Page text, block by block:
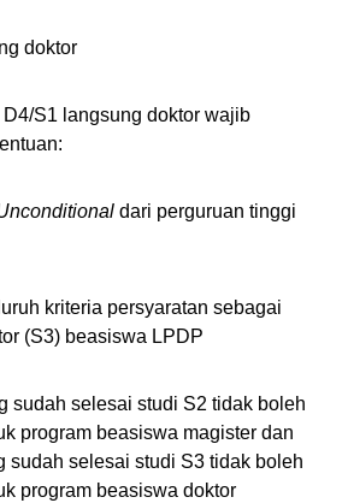
doktor
D4/S1 langsung doktor wajib
dari perguruan tinggi
kriteria persyaratan sebagai
(S3) beasiswa LPDP
sudah selesai studi S2 tidak boleh
program beasiswa magister dan
sudah selesai studi S3 tidak boleh
program beasiswa doktor